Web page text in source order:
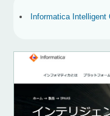
Informatica Intelligent